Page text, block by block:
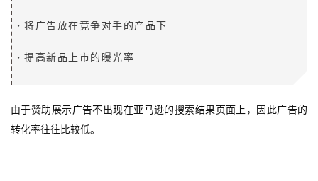
· 将广告放在竞争对手的产品下
· 提高新品上市的曝光率
由于赞助展示广告不出现在亚马逊的搜索结果页面上，因此广告的
转化率往往比较低。